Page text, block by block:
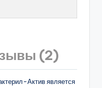
(2)
Актив является